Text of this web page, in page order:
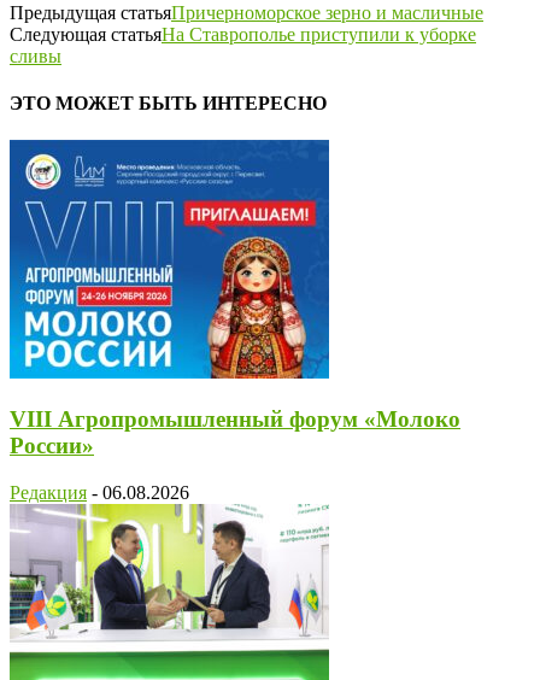
Предыдущая статьяПричерноморское зерно и масличные
Следующая статьяНа Ставрополье приступили к уборке
сливы
ЭТО МОЖЕТ БЫТЬ ИНТЕРЕСНО
VIII Агропромышленный форум «Молоко
России»
Редакция - 06.08.2026